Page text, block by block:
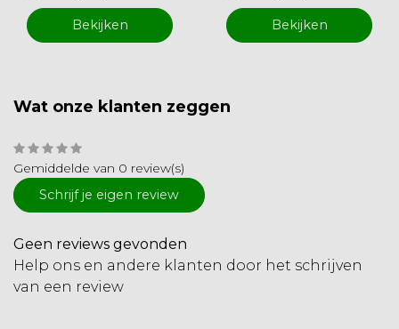
Bekijken Bekijken
Wat onze klanten zeggen
Gemiddelde van 0 review(s)
Schrijf je eigen review
Geen reviews gevonden
Help ons en andere klanten door het schrijven
van een review